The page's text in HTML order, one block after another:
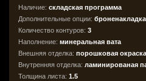
Наличие: складская программа
Дополнительные опции:
Количество контуров: 3
Наполнение: минеральная вата
Внешняя отделка: порошковая окраска
Внутренняя отделка: ламинированая
Толщина листа: 1.5